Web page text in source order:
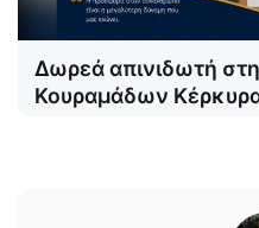
Δωρεά απινιδωτή
Κουραμάδων